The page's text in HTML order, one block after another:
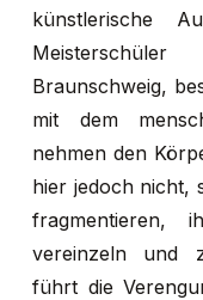
Es
künstlerische
Braunschweig,
mit dem
nehmen den
hier jedoch nicht,
fragmentieren,
vereinzeln und
führt die